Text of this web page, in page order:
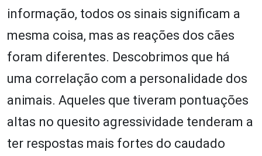
informação, todos os sinais significam a
mesma coisa, mas as reações dos cães
foram diferentes. Descobrimos que há
uma correlação com a personalidade dos
animais. Aqueles que tiveram pontuações
altas no quesito agressividade tenderam a
ter respostas mais fortes do caudado